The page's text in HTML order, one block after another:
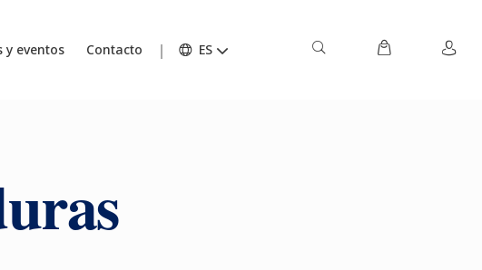
y eventos Contacto ES